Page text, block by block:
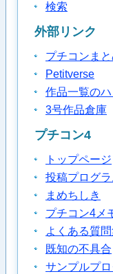
検索
外部リンク
プチコンま
Petitverse
作品一覧のハ
3号作品倉庫
プチコン4
トップページ
投稿プログラ
まめちしき
プチコン4メ
よくある質
既知の不具合
サンプルプ